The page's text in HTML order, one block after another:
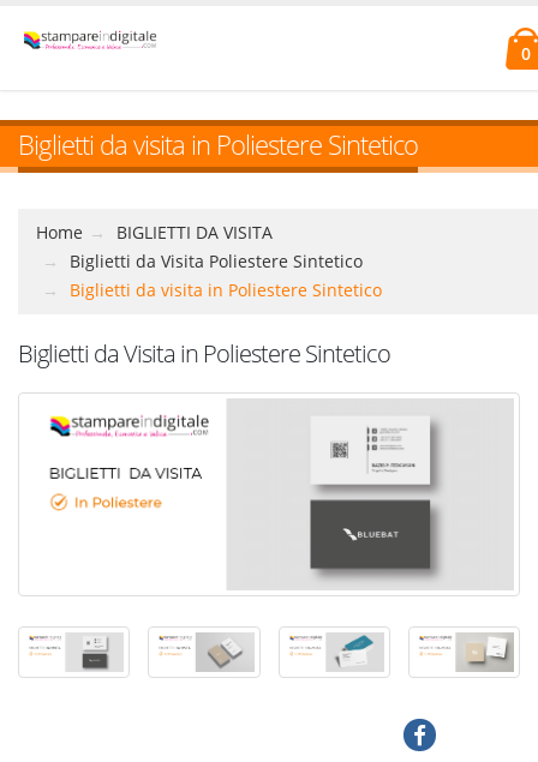
0
Biglietti da visita in Poliestere Sintetico
Home
BIGLIETTI DA VISITA
Biglietti da Visita Poliestere Sintetico
Biglietti da visita in Poliestere Sintetico
Biglietti da Visita in Poliestere Sintetico